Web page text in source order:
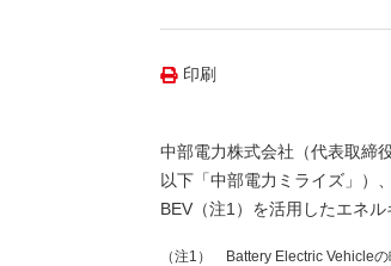
印刷
中部電力株式会社（代表取締
以下「中部電力ミライズ」）
BEV（注1）を活用したエネ
（注1） Battery Electric Vehicle